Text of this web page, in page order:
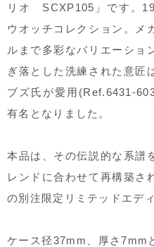
リオ SCXP105」です。
ウオッチコレクション。メ
ルまで多彩なバリエーショ
ぎ落とした洗練された意匠
ブズ氏が愛用(Ref.6431-
有名となりました。
本品は、その伝説的な系譜
レンドに合わせて再構築さ
の別注限定リミテッドエデ
ケース径37mm、厚さ7mm